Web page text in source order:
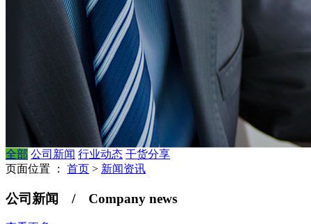
全部 公司新闻 行业动态 干货分享
页面位置 ： 首页 > 新闻资讯
公司新闻 / Company news